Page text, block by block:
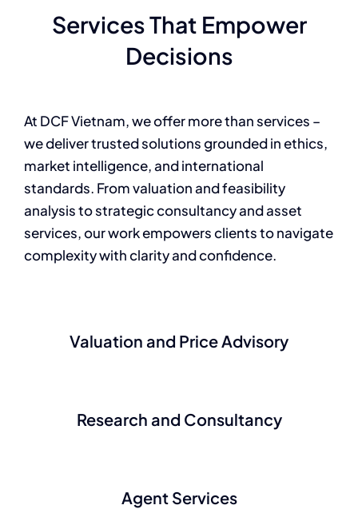
Services That Empower
Decisions
At DCF Vietnam, we offer more than services –
we deliver trusted solutions grounded in ethics,
market intelligence, and international
standards. From valuation and feasibility
analysis to strategic consultancy and asset
services, our work empowers clients to navigate
complexity with clarity and confidence.
Valuation and Price Advisory
Research and Consultancy
Agent Services